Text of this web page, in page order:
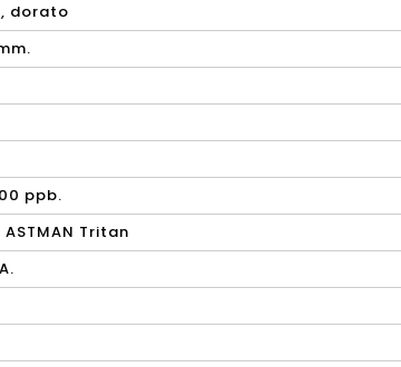
dorato
ppb.
Tritan